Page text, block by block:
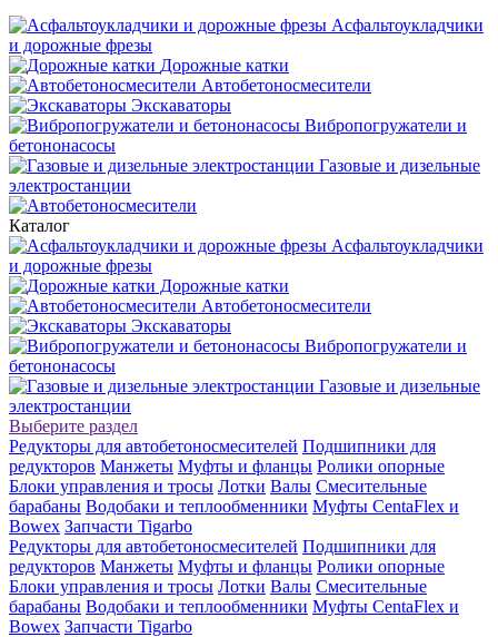
Асфальтоукладчики
и дорожные фрезы
Дорожные катки
Автобетоносмесители
Экскаваторы
Вибропогружатели и
бетононасосы
Газовые и дизельные
электростанции
Каталог
Асфальтоукладчики
и дорожные фрезы
Дорожные катки
Автобетоносмесители
Экскаваторы
Вибропогружатели и
бетононасосы
Газовые и дизельные
электростанции
Выберите раздел
Редукторы для автобетоносмесителей Подшипники для
редукторов Манжеты Муфты и фланцы Ролики опорные
Блоки управления и тросы Лотки Валы Смесительные
барабаны Водобаки и теплообменники Муфты CentaFlex и
Bowex Запчасти Tigarbo
Редукторы для автобетоносмесителей Подшипники для
редукторов Манжеты Муфты и фланцы Ролики опорные
Блоки управления и тросы Лотки Валы Смесительные
барабаны Водобаки и теплообменники Муфты CentaFlex и
Bowex Запчасти Tigarbo